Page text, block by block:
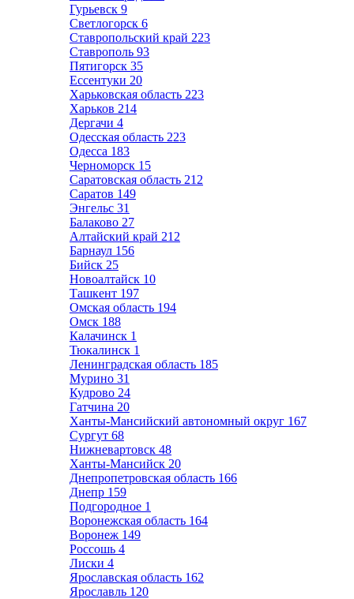
Гурьевск 9
Светлогорск 6
Ставропольский край 223
Ставрополь 93
Пятигорск 35
Ессентуки 20
Харьковская область 223
Харьков 214
Дергачи 4
Одесская область 223
Одесса 183
Черноморск 15
Саратовская область 212
Саратов 149
Энгельс 31
Балаково 27
Алтайский край 212
Барнаул 156
Бийск 25
Новоалтайск 10
Ташкент 197
Омская область 194
Омск 188
Калачинск 1
Тюкалинск 1
Ленинградская область 185
Мурино 31
Кудрово 24
Гатчина 20
Ханты-Мансийский автономный округ 167
Сургут 68
Нижневартовск 48
Ханты-Мансийск 20
Днепропетровская область 166
Днепр 159
Подгородное 1
Воронежская область 164
Воронеж 149
Россошь 4
Лиски 4
Ярославская область 162
Ярославль 120